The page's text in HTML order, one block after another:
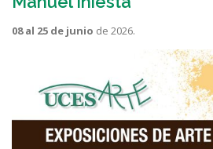
OTRAS ACTIVIDADES
08 al 25 de junio de 2026.